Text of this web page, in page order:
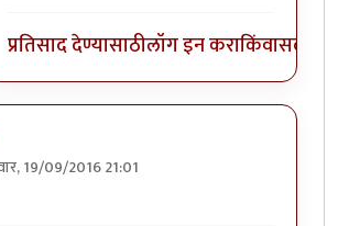
प्रतिसाद देण्यासाठीलॉग इन कराकिंवासदस्य
19/09/2016 21:01